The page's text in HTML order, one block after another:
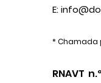
E:
* Chamada
RNAVT